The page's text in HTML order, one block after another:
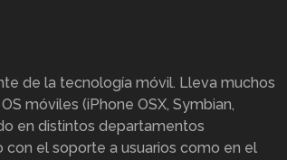
de la tecnología móvil. Lleva muchos
móviles (iPhone OSX, Symbian,
en distintos departamentos
el soporte a usuarios como en el